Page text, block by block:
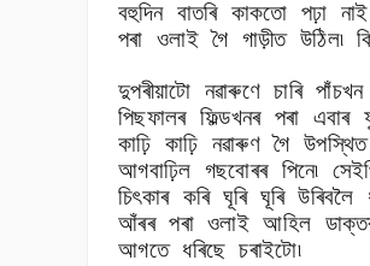
বহুদিন বাতৰি কাকতো পঢ়া
পৰা ওলাই গৈ গাড়ীত
দুপৰীয়াটো নৱাৰুণে চাৰি
পিছফালৰ ফিল্ডখনৰ পৰা
কাঢ়ি কাঢ়ি নৱাৰুণ গৈ
আগবাঢ়িল গছবোৰৰ পিনে৷
চিৎকাৰ কৰি ঘূৰি ঘূৰি
আঁৰৰ পৰা ওলাই আহিল
আগতে ধৰিছে চৰাইটো৷